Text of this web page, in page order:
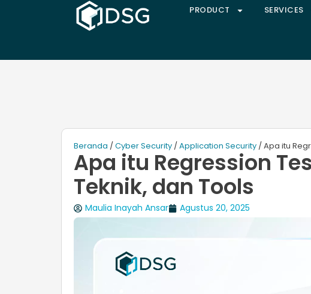
PRODUCT SERVICES
Beranda /Cyber Security /Application Security / Apa itu
Apa itu Regression
Teknik, dan Tools
Maulia Inayah Ansar Agustus 20, 2025